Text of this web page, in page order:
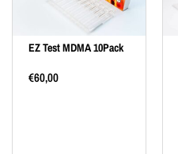
EZ Test MDMA 10Pack
€60,00